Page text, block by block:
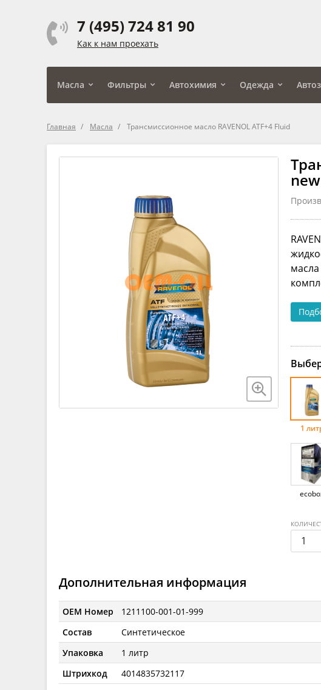
7 (495) 724 81 90
Как к нам проехать
Масла Фильтры Автохимия Одежда
Главная Масла Трансмиссионное масло RAVENOL ATF+4 Fluid
new
1
Дополнительная информация
OEM Номер
1211100-001-01-999
Состав
Синтетическое
Упаковка
1 литр
Штрихкод
4014835732117